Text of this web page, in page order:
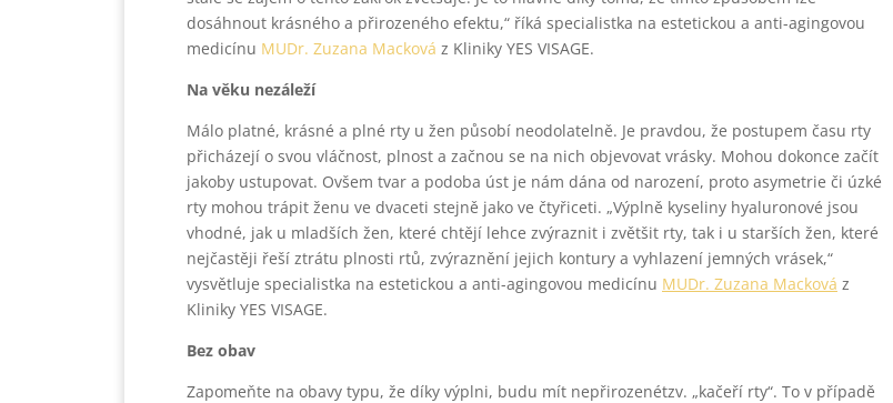
dosáhnout krásného a přirozeného efektu,“ říká specialistka na estetickou a anti-agingovou
medicínu MUDr. Zuzana Macková z Kliniky YES VISAGE.
Na věku nezáleží
Málo platné, krásné a plné rty u žen působí neodolatelně. Je pravdou, že postupem času rty
přicházejí o svou vláčnost, plnost a začnou se na nich objevovat vrásky. Mohou dokonce začít
jakoby ustupovat. Ovšem tvar a podoba úst je nám dána od narození, proto asymetrie či úzké
rty mohou trápit ženu ve dvaceti stejně jako ve čtyřiceti. „Výplně kyseliny hyaluronové jsou
vhodné, jak u mladších žen, které chtějí lehce zvýraznit i zvětšit rty, tak i u starších žen, které
nejčastěji řeší ztrátu plnosti rtů, zvýraznění jejich kontury a vyhlazení jemných vrásek,“
vysvětluje specialistka na estetickou a anti-agingovou medicínu MUDr. Zuzana Macková z
Kliniky YES VISAGE.
Bez obav
Zapomeňte na obavy typu, že díky výplni, budu mít nepřirozenétzv. „kačeří rty“. To v případě